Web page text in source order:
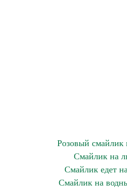
Розовый смайлик
Смайлик на
Смайлик едет
Смайлик на